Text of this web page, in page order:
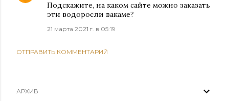
Подскажите, на каком сайте можно заказать
эти водоросли вакаме?
21 марта 2021 г. в 05:19
ОТПРАВИТЬ КОММЕНТАРИЙ
АРХИВ